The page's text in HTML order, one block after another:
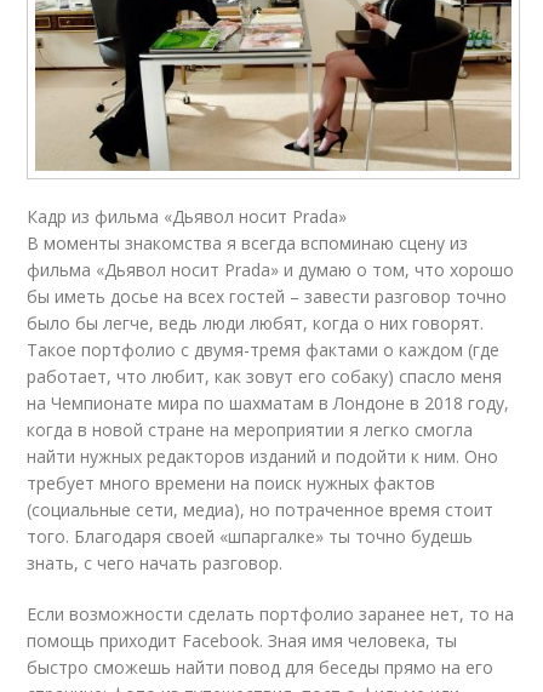
Кадр из фильма «Дьявол носит Prada»
В моменты знакомства я всегда вспоминаю сцену из
фильма «Дьявол носит Prada» и думаю о том, что хорошо
бы иметь досье на всех гостей – завести разговор точно
было бы легче, ведь люди любят, когда о них говорят.
Такое портфолио с двумя-тремя фактами о каждом (где
работает, что любит, как зовут его собаку) спасло меня
на Чемпионате мира по шахматам в Лондоне в 2018 году,
когда в новой стране на мероприятии я легко смогла
найти нужных редакторов изданий и подойти к ним. Оно
требует много времени на поиск нужных фактов
(социальные сети, медиа), но потраченное время стоит
того. Благодаря своей «шпаргалке» ты точно будешь
знать, с чего начать разговор.
Если возможности сделать портфолио заранее нет, то на
помощь приходит Facebook. Зная имя человека, ты
быстро сможешь найти повод для беседы прямо на его